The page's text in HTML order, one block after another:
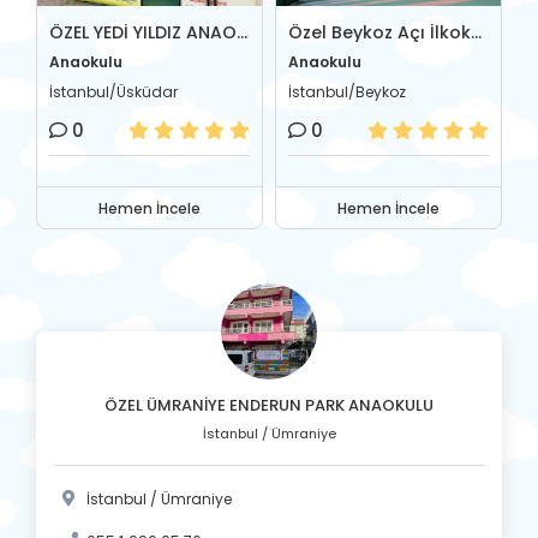
ÖZEL YEDİ YILDIZ ANAOKULU
Anaokulu
İstanbul/Üsküdar
0
Hemen İncele
Özel Beykoz Açı İlkokul-Ortaokulu
Anaokulu
İstanbul/Beykoz
0
Hemen İncele
ÖZEL ÜMRANİYE ENDERUN PARK ANAOKULU
İstanbul / Ümraniye
İstanbul / Ümraniye